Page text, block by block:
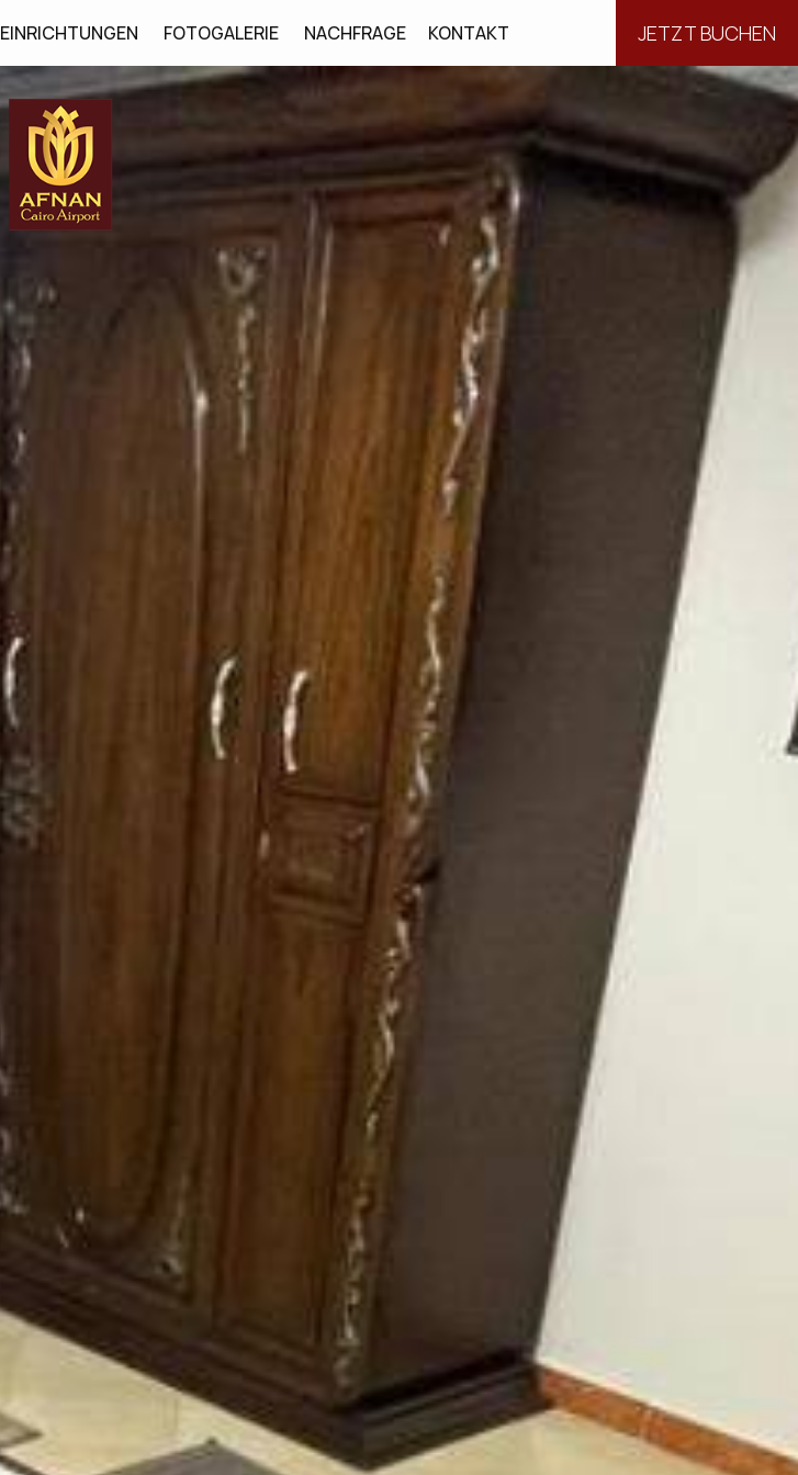
JETZT BUCHEN
EINRICHTUNGEN FOTOGALERIE NACHFRAGE KONTAKT